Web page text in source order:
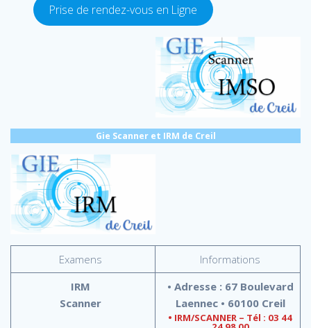
Prise de rendez-vous en Ligne
Gie Scanner et IRM de Creil
Examens
Informations
IRM
Scanner
• Adresse : 67 Boulevard
Laennec • 60100 Creil
• IRM/SCANNER – Tél : 03 44